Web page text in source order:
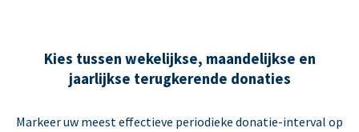
Kies tussen wekelijkse, maandelijkse en
jaarlijkse terugkerende donaties
Markeer uw meest effectieve periodieke donatie-interval op